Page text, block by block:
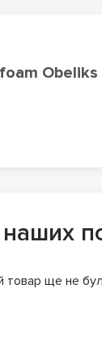
Obeliks
наших
товар ще не